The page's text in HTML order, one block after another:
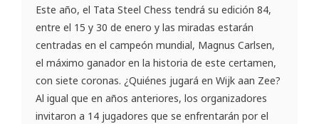
Este año, el Tata Steel Chess tendrá su edición 84,
entre el 15 y 30 de enero y las miradas estarán
centradas en el campeón mundial, Magnus Carlsen,
el máximo ganador en la historia de este certamen,
con siete coronas. ¿Quiénes jugará en Wijk aan Zee?
Al igual que en años anteriores, los organizadores
invitaron a 14 jugadores que se enfrentarán por el